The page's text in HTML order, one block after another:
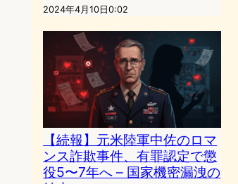
2024年4月10日0:02
【続報】元米陸軍中佐のロマ
ンス詐欺事件、有罪認定で懲
役5〜7年へ – 国家機密漏洩の